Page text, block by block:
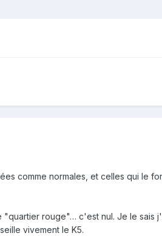
comme normales, et celles qui le
"quartier rouge"… c'est nul. Je le sais
vivement le K5.